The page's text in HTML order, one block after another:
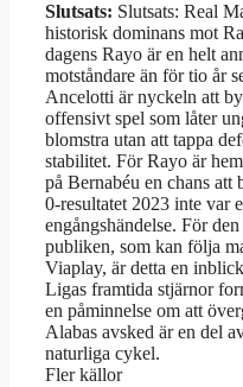
Slutsats: Slutsats: Real
historisk dominans mot
dagens Rayo är en helt
motståndare än för tio år
Ancelotti är nyckeln att
offensivt spel som låter
blomstra utan att tappa
stabilitet. För Rayo är
på Bernabéu en chans att
0-resultatet 2023 inte var
engångshändelse. För den
publiken, som kan följa
Viaplay, är detta en
Ligas framtida stjärnor
en påminnelse om att
Alabas avsked är en del
naturliga cykel.
Fler källor